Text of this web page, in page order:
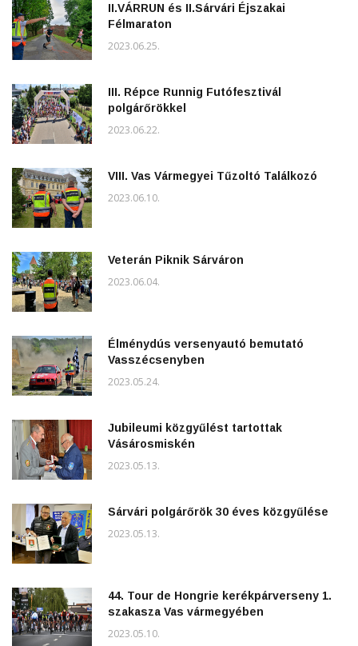
II.VÁRRUN és II.Sárvári Éjszakai
Félmaraton
2023.06.25.
III. Répce Runnig Futófesztivál
polgárőrökkel
2023.06.22.
VIII. Vas Vármegyei Tűzoltó Találkozó
2023.06.10.
Veterán Piknik Sárváron
2023.06.04.
Élménydús versenyautó bemutató
Vasszécsenyben
2023.05.24.
Jubileumi közgyűlést tartottak
Vásárosmiskén
2023.05.13.
Sárvári polgárőrök 30 éves közgyűlése
2023.05.13.
44. Tour de Hongrie kerékpárverseny 1.
szakasza Vas vármegyében
2023.05.10.